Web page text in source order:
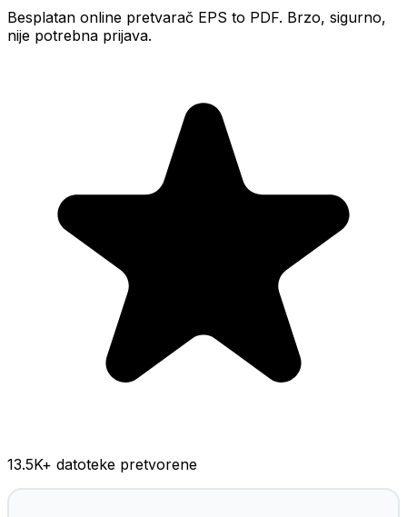
Besplatan online pretvarač EPS to PDF. Brzo, sigurno,
nije potrebna prijava.
13.5K+ datoteke pretvorene